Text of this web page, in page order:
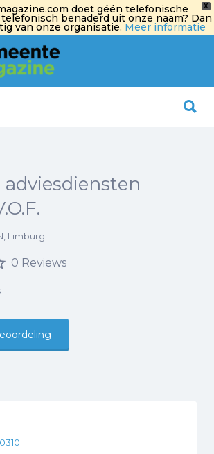
X
doet géén telefonische
benaderd uit onze naam? Dan
van onze organisatie. Meer informatie
Limburg
0 Reviews